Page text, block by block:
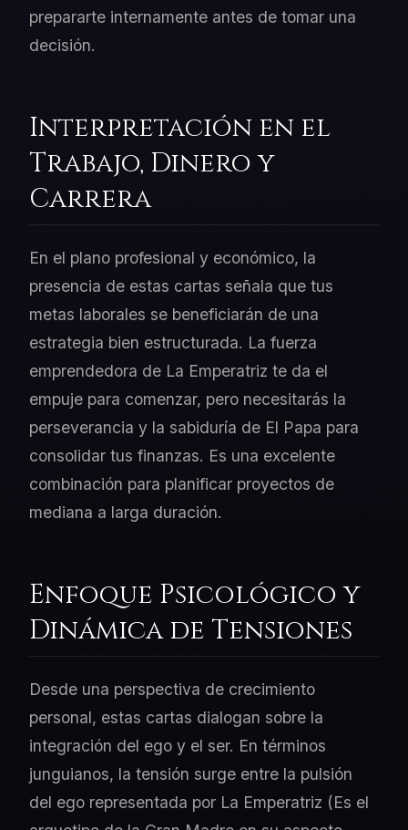
prepararte internamente antes de tomar una
decisión.
Interpretación en el
Trabajo, Dinero y
Carrera
En el plano profesional y económico, la
presencia de estas cartas señala que tus
metas laborales se beneficiarán de una
estrategia bien estructurada. La fuerza
emprendedora de La Emperatriz te da el
empuje para comenzar, pero necesitarás la
perseverancia y la sabiduría de El Papa para
consolidar tus finanzas. Es una excelente
combinación para planificar proyectos de
mediana a larga duración.
Enfoque Psicológico y
Dinámica de Tensiones
Desde una perspectiva de crecimiento
personal, estas cartas dialogan sobre la
integración del ego y el ser. En términos
junguianos, la tensión surge entre la pulsión
del ego representada por La Emperatriz (Es el